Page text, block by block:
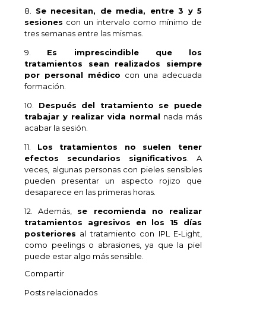
8. Se necesitan, de media, entre 3 y 5
sesiones con un intervalo como mínimo de
tres semanas entre las mismas.
9. Es imprescindible que los
tratamientos sean realizados siempre
por personal médico con una adecuada
formación.
10. Después del tratamiento se puede
trabajar y realizar vida normal nada más
acabar la sesión.
11. Los tratamientos no suelen tener
efectos secundarios significativos . A
veces, algunas personas con pieles sensibles
pueden presentar un aspecto rojizo que
desaparece en las primeras horas.
12. Además, se recomienda no realizar
tratamientos agresivos en los 15 días
posteriores al tratamiento con IPL E-Light,
como peelings o abrasiones, ya que la piel
puede estar algo más sensible.
Compartir
Posts relacionados